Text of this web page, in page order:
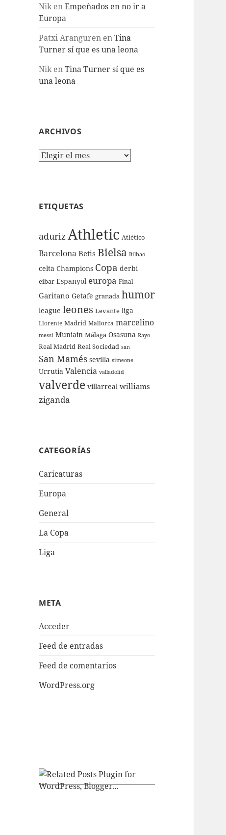
NikenEmpeñados en no ir a
Europa
Patxi Aranguren enTina
Turner sí que es una leona
NikenTina Turner sí que es
una leona
ARCHIVOS
Archivos
ETIQUETAS
adurizAthletic Atlético
Barcelona Betis Bielsa Bilbao
celta Champions Copa derbi
eibar Espanyol europa Final
Garitano Getafe granada humor
league leones Levante liga
Llorente Madrid Mallorca marcelino
messi Muniain Málaga Osasuna Rayo
Real Madrid Real Sociedad san
San Mamés sevilla simeone
Urrutia Valencia valladolid
valverde villarreal williams
ziganda
CATEGORÍAS
Caricaturas
Europa
General
La Copa
Liga
META
Acceder
Feed de entradas
Feed de comentarios
WordPress.org